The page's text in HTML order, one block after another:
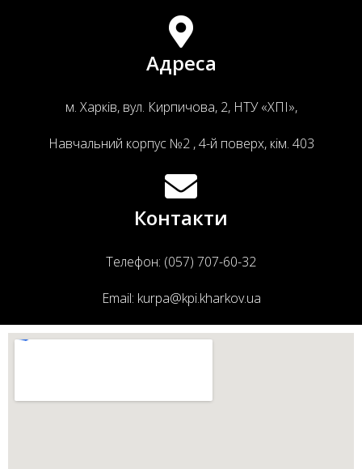
Адреса
м. Харків, вул. Кирпичова, 2, НТУ «ХПІ»,
Навчальний корпус №2 , 4-й поверх, кім. 403
Контакти
Телефон: (057) 707-60-32
Email: kurpa@kpi.kharkov.ua